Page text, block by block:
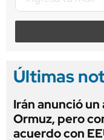
Últimas
Irán anunció
Ormuz, pero
acuerdo con